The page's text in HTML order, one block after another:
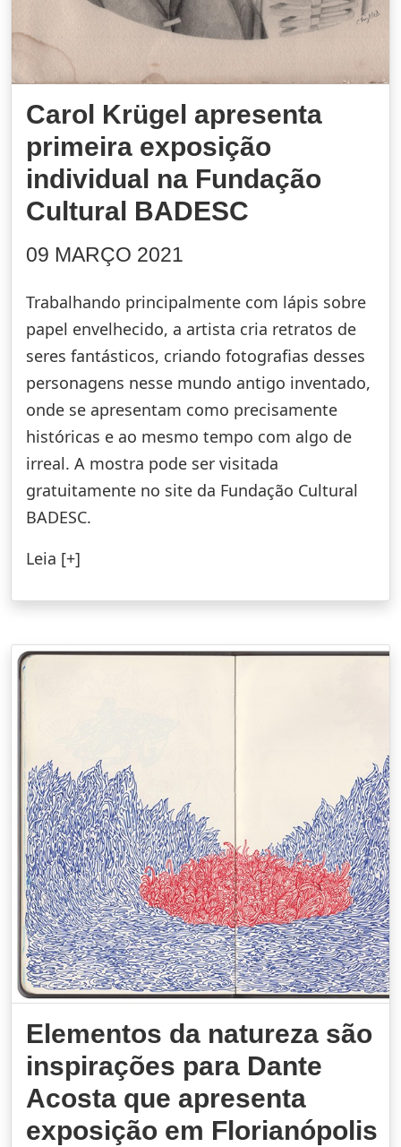
Carol Krügel apresenta
primeira exposição
individual na Fundação
Cultural BADESC
09 MARÇO 2021
Trabalhando principalmente com lápis sobre
papel envelhecido, a artista cria retratos de
seres fantásticos, criando fotografias desses
personagens nesse mundo antigo inventado,
onde se apresentam como precisamente
históricas e ao mesmo tempo com algo de
irreal. A mostra pode ser visitada
gratuitamente no site da Fundação Cultural
BADESC.
Leia [+]
Elementos da natureza são
inspirações para Dante
Acosta que apresenta
exposição em Florianópolis